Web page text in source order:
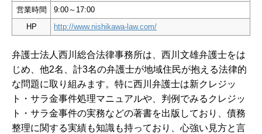
営業時間
9:00～17:00
HP
http://www.nishikawa-law.com/
弁護士法人西川総合法律事務所は、西川文雄弁護士をは
じめ、他2名、計3名の弁護士が地域住民が抱える法律的
な問題に取り組みます。特に西川弁護士は新クレジッ
ト・サラ金事件処理マニュアルや、判例でみるクレジッ
ト・サラ金事件の実務などの著書を出版しており、債務
整理に関する実績も知識も持っており、心強い見方と言